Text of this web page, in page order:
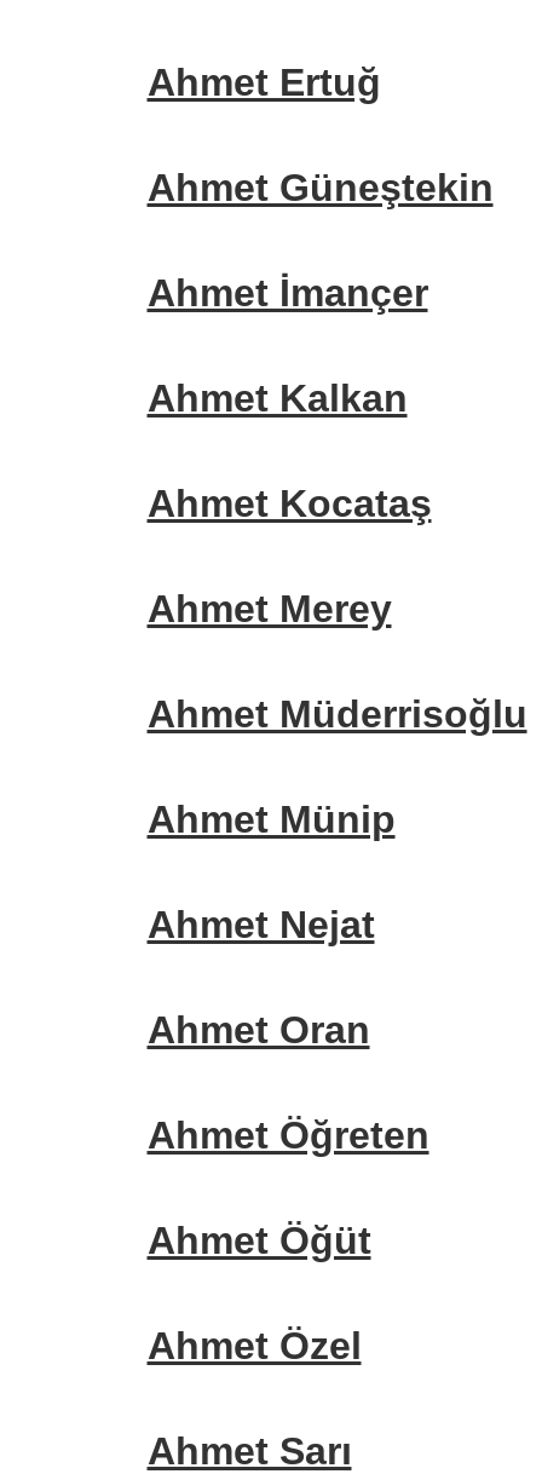
Ahmet Ertuğ
Ahmet Güneştekin
Ahmet İmançer
Ahmet Kalkan
Ahmet Kocataş
Ahmet Merey
Ahmet Müderrisoğlu
Ahmet Münip
Ahmet Nejat
Ahmet Oran
Ahmet Öğreten
Ahmet Öğüt
Ahmet Özel
Ahmet Sarı